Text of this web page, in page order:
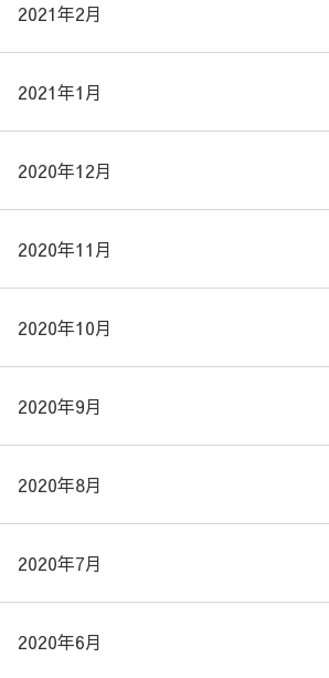
2021年2月
2021年1月
2020年12月
2020年11月
2020年10月
2020年9月
2020年8月
2020年7月
2020年6月